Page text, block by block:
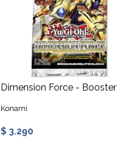
Dimension Force - Booster
Konami
$ 3.290